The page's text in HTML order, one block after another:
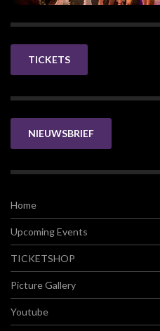
TICKETS
NIEUWSBRIEF
Home
Upcoming Events
TICKETSHOP
Picture Gallery
Youtube